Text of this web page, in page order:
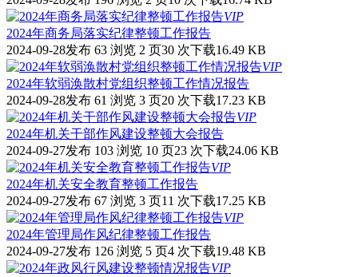
VIP
2024年商务局落实纪律整顿工作报告
2024-09-28发布 63 浏览 2 页30 次下载16.49 KB
VIP
2024年软弱涣散村党组织整顿工作情况报告
2024-09-28发布 61 浏览 3 页20 次下载17.23 KB
VIP
2024年机关干部作风建设整顿大会报告
2024-09-27发布 103 浏览 10 页23 次下载24.06 KB
VIP
2024年机关安全教育整顿工作报告
2024-09-27发布 67 浏览 3 页11 次下载17.25 KB
VIP
2024年管理局作风纪律整顿工作报告
2024-09-27发布 126 浏览 5 页4 次下载19.48 KB
VIP